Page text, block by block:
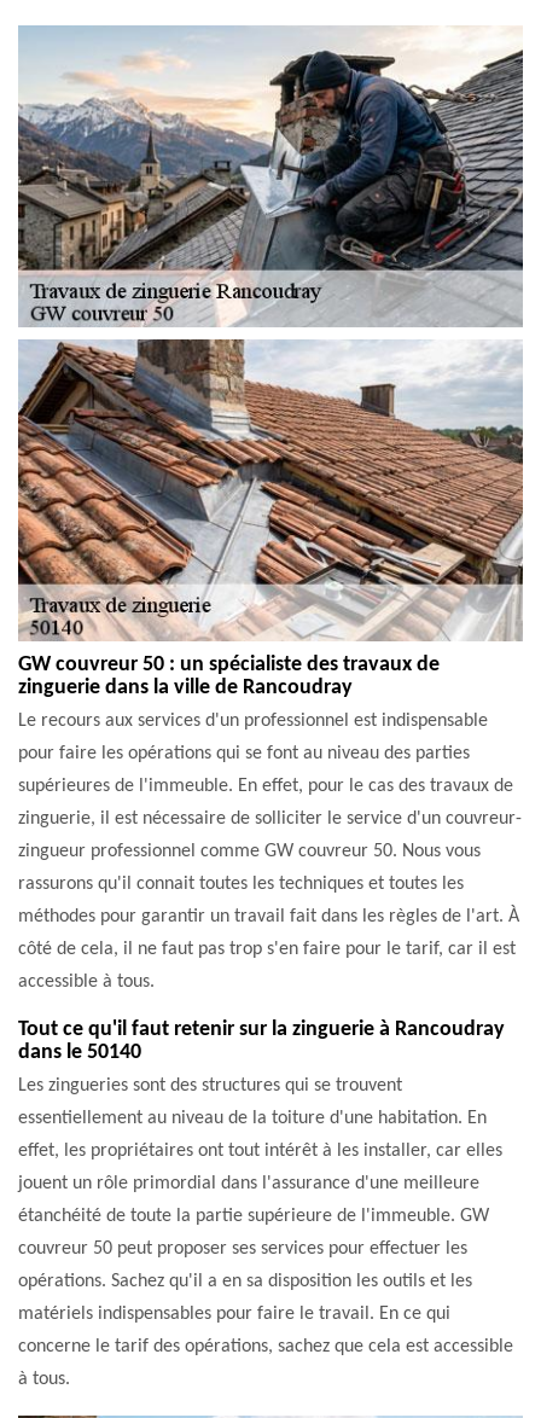
GW couvreur 50 : un spécialiste des travaux de
zinguerie dans la ville de Rancoudray
Le recours aux services d'un professionnel est indispensable
pour faire les opérations qui se font au niveau des parties
supérieures de l'immeuble. En effet, pour le cas des travaux de
zinguerie, il est nécessaire de solliciter le service d'un couvreur-
zingueur professionnel comme GW couvreur 50. Nous vous
rassurons qu'il connait toutes les techniques et toutes les
méthodes pour garantir un travail fait dans les règles de l'art. À
côté de cela, il ne faut pas trop s'en faire pour le tarif, car il est
accessible à tous.
Tout ce qu'il faut retenir sur la zinguerie à Rancoudray
dans le 50140
Les zingueries sont des structures qui se trouvent
essentiellement au niveau de la toiture d'une habitation. En
effet, les propriétaires ont tout intérêt à les installer, car elles
jouent un rôle primordial dans l'assurance d'une meilleure
étanchéité de toute la partie supérieure de l'immeuble. GW
couvreur 50 peut proposer ses services pour effectuer les
opérations. Sachez qu'il a en sa disposition les outils et les
matériels indispensables pour faire le travail. En ce qui
concerne le tarif des opérations, sachez que cela est accessible
à tous.